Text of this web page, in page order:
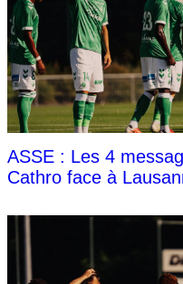
ASSE : Les 4
Cathro face à